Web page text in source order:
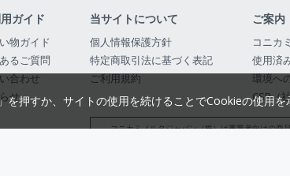
ガイド
物ガイド
るご質問
合わせ
せ
当サイトについて
個人情報保護方針
特定商取引法に基づく表記
ご利用規約
ご案内
コニカ
使用済
環境へ
CSR（
コニカミノルタジャパン（株）は事業者向けの商
押すか、サイトの使用を続けることでCookieの使用を